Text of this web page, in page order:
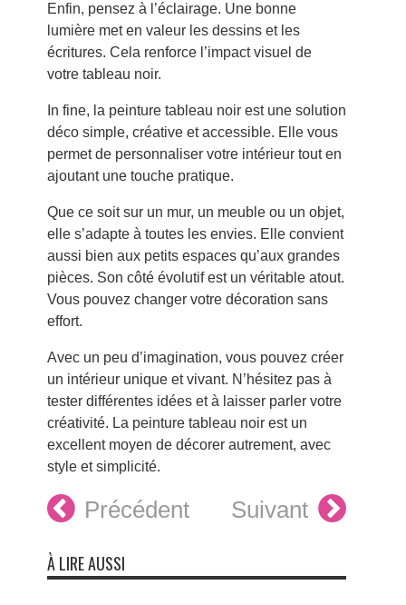
Enfin, pensez à l’éclairage. Une bonne
lumière met en valeur les dessins et les
écritures. Cela renforce l’impact visuel de
votre tableau noir.
In fine, la peinture tableau noir est une solution
déco simple, créative et accessible. Elle vous
permet de personnaliser votre intérieur tout en
ajoutant une touche pratique.
Que ce soit sur un mur, un meuble ou un objet,
elle s’adapte à toutes les envies. Elle convient
aussi bien aux petits espaces qu’aux grandes
pièces. Son côté évolutif est un véritable atout.
Vous pouvez changer votre décoration sans
effort.
Avec un peu d’imagination, vous pouvez créer
un intérieur unique et vivant. N’hésitez pas à
tester différentes idées et à laisser parler votre
créativité. La peinture tableau noir est un
excellent moyen de décorer autrement, avec
style et simplicité.
Précédent Suivant
À LIRE AUSSI